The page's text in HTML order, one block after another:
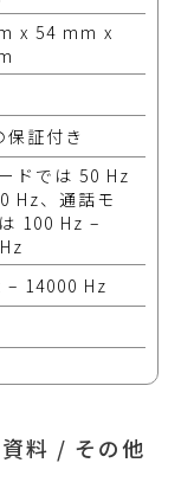
x 54 mm x
保証付き
ドでは 50 Hz
Hz、通話モ
100 Hz –
– 14000 Hz
料 / その他